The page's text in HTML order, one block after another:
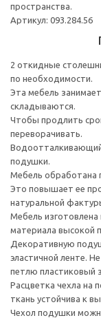
пространства.
Артикул: 093.284.56
2 откидные
по необходимости.
Эта мебель
складываются.
Чтобы продлить
переворачивать.
подушки.
Мебель обработана
Это повышает ее
натуральной
Мебель изготовлена
материала высокой
Декоративную
эластичной ленте.
петлю пластиковый
Расцветка чехла на
ткань устойчива к
Чехол подушки